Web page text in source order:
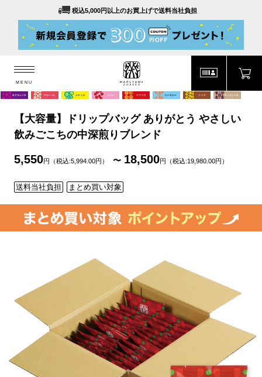
税込5,000円以上のお買上げで送料当社負担
MENU
MENU
【大容量】ドリップバッグ ありがとう やさしい
飲みごこちの中深煎りブレンド
5,550円（税込:5,994.00円） 18,500円（税込:19,980.00円）
送料当社負担 まとめ買い対象